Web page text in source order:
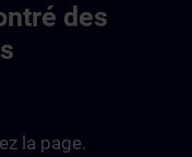
des
la page.